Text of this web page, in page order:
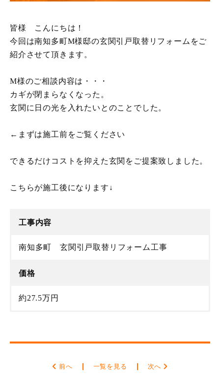
皆様 こんにちは！
今回は南知多町M様邸の玄関引戸取替リフォームをご
紹介させて頂きます。
M様のご相談内容は・・・
カギが閉まらなくなった。
玄関に日の光を入れたいとのことでした。
←まずは施工前をご覧ください
できるだけコストを抑えた玄関をご提案致しました。
こちらが施工後になります↓
工事内容
南知多町 玄関引戸取替リフォーム工事
価格
約27.5万円
前へ 一覧を見る 次へ